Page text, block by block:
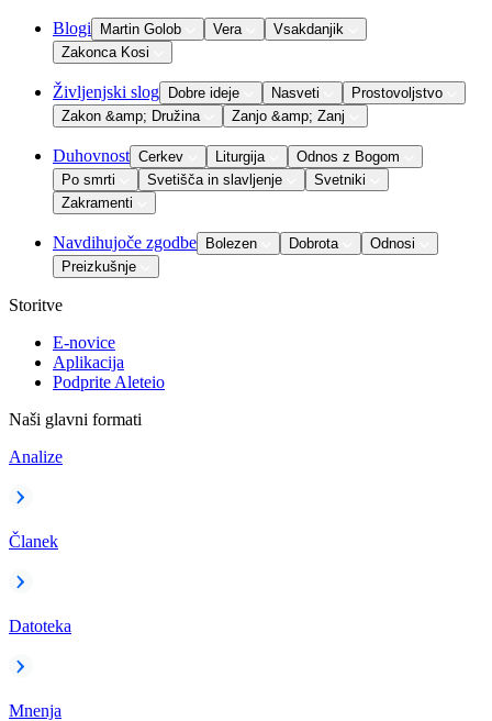
Blogi Martin Golob Vera
Vsakdanjik
Zakonca Kosi
Življenjski slog Dobre ideje Nasveti
Prostovoljstvo
Zakon &amp; Družina
Zanjo &amp; Zanj
Duhovnost Cerkev Liturgija
Odnos z Bogom
Po smrti
Svetišča in slavljenje
Svetniki
Zakramenti
Navdihujoče zgodbe Bolezen Dobrota
Odnosi
Preizkušnje
Storitve
E-novice
Aplikacija
Podprite Aleteio
Naši glavni formati
Analize
Članek
Datoteka
Mnenja